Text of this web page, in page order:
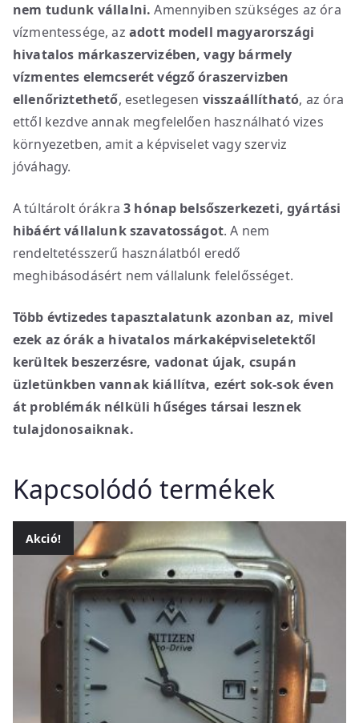
nem tudunk vállalni. Amennyiben szükséges az óra
vízmentessége, az adott modell magyarországi
hivatalos márkaszervizében, vagy bármely
vízmentes elemcserét végző óraszervizben
ellenőriztethető, esetlegesen visszaállítható, az óra
ettől kezdve annak megfelelően használható vizes
környezetben, amit a képviselet vagy szerviz
jóváhagy.
A túltárolt órákra3 hónap belsőszerkezeti, gyártási
hibáért vállalunk szavatosságot. A nem
rendeltetésszerű használatból eredő
meghibásodásért nem vállalunk felelősséget.
Több évtizedes tapasztalatunk azonban az, mivel
ezek az órák a hivatalos márkaképviseletektől
kerültek beszerzésre, vadonat újak, csupán
üzletünkben vannak kiállítva, ezért sok-sok éven
át problémák nélküli hűséges társai lesznek
tulajdonosaiknak.
Kapcsolódó termékek
Akció!